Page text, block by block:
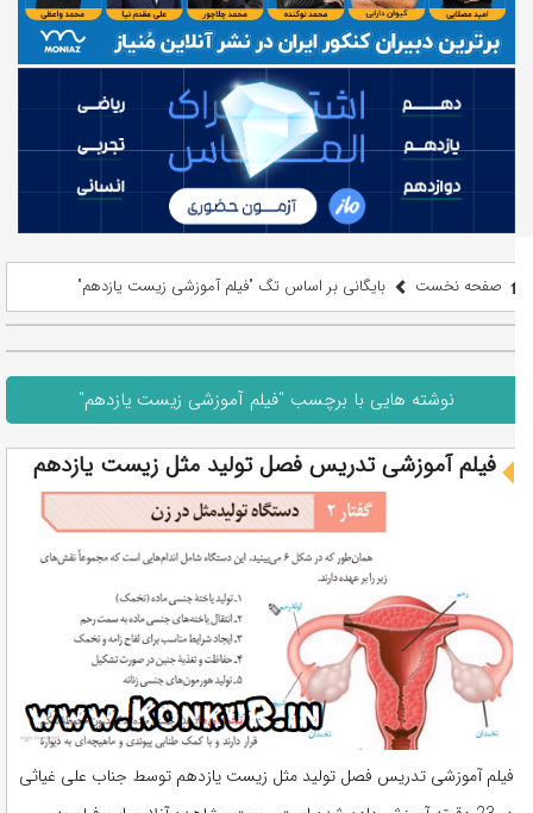
صفحه نخست بایگانی بر اساس تگ "فیلم آموزشی زیست یازدهم"
نوشته هایی با برچسب "فیلم آموزشی زیست یازدهم"
فیلم آموزشی تدریس فصل تولید مثل زیست یازدهم
فیلم آموزشی تدریس فصل تولید مثل زیست یازدهم توسط جناب علی غیاثی